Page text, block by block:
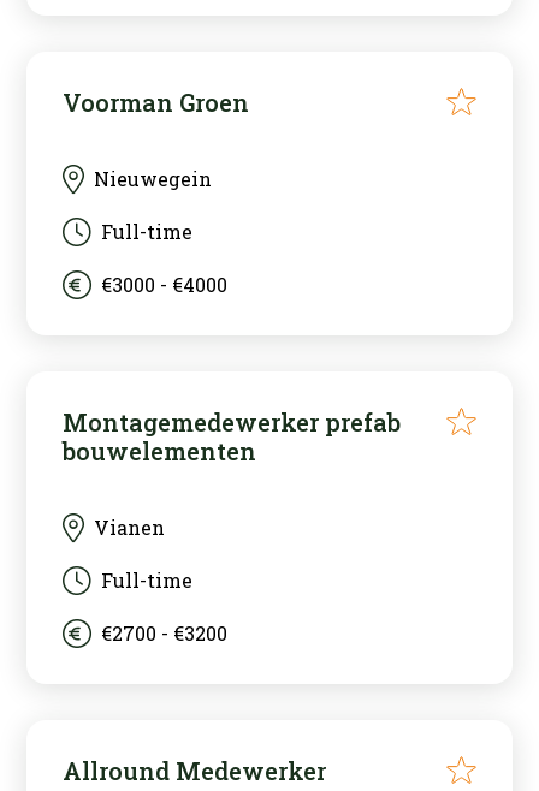
Voorman Groen
Nieuwegein
Full-time
€3000 - €4000
Montagemedewerker prefab
bouwelementen
Vianen
Full-time
€2700 - €3200
Allround Medewerker